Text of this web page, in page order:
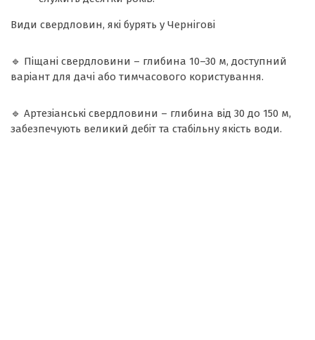
Види свердловин, які бурять у Чернігові
🔹 Піщані свердловини – глибина 10–30 м, доступний
варіант для дачі або тимчасового користування.
🔹 Артезіанські свердловини – глибина від 30 до 150 м,
забезпечують великий дебіт та стабільну якість води.